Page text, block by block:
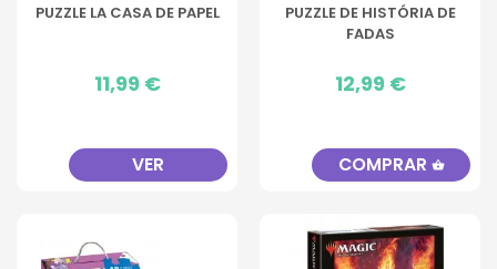
PUZZLE LA CASA DE PAPEL
Preço
11,99 €
VER
PUZZLE DE HISTÓRIA DE
FADAS
Preço
12,99 €
COMPRAR shopping_basket